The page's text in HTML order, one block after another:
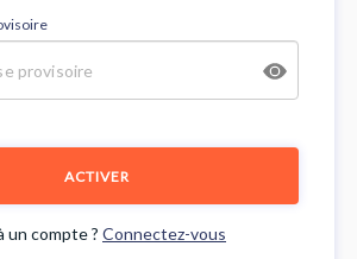
ACTIVER
un compte ? Connectez-vous